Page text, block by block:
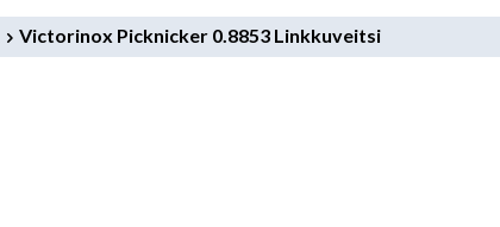
Victorinox Picknicker 0.8853 Linkkuveitsi